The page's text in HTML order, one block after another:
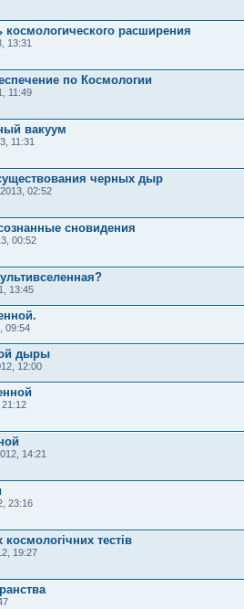
космологического расширения
13:31
по Космологии
11:49
вакуум
11:31
черных дыр
02:52
сновидения
00:52
13:45
09:54
дыры
12:00
14:21
23:16
тестів
19:27